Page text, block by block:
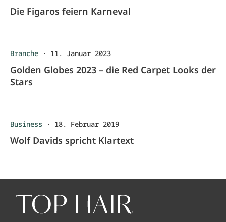
Die Figaros feiern Karneval
Branche · 11. Januar 2023
Golden Globes 2023 – die Red Carpet Looks der
Stars
Business · 18. Februar 2019
Wolf Davids spricht Klartext